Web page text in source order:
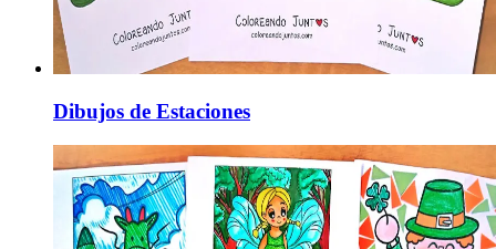
Dibujos de Estaciones